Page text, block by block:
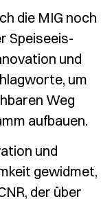
die MIG noch
Speiseeis-
und
um
Weg
aufbauen.
und
gewidmet,
der über